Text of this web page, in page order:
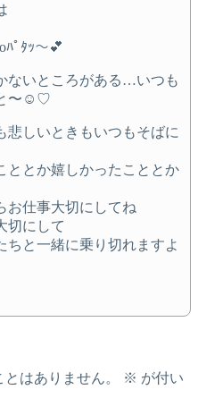
ﾊﾟﾀｯ〜💕
ないところがある…いつも
〜☺️♡
悲しいときもいつもそばに
ととか嬉しかったこととか
お仕事大切にしてね
切にして
ちと一緒に乗り切れますよ
はありません。 ※ が付い